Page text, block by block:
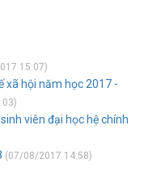
15:07)
xã hội năm học 2017 -
viên đại học hệ chính
(07/08/2017 14:58)